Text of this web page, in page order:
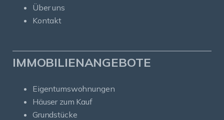
Über uns
Kontakt
IMMOBILIENANGEBOTE
Eigentumswohnungen
Häuser zum Kauf
Grundstücke